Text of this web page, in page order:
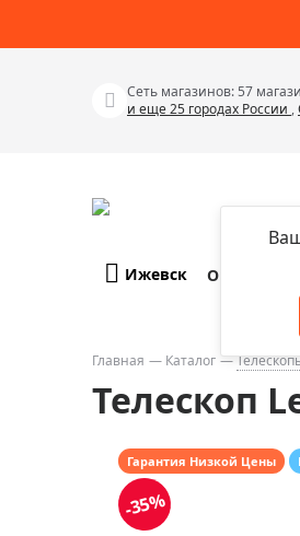
Сеть магазинов: 57
и еще 25 городах России ,
Телескопы
Бинокли
Зрительные трубы
Лупы
Монокуляры
Приборы ночного видения
Ижевск О компании
Главная Каталог
Телескоп
Гарантия Низкой Цены
-35%